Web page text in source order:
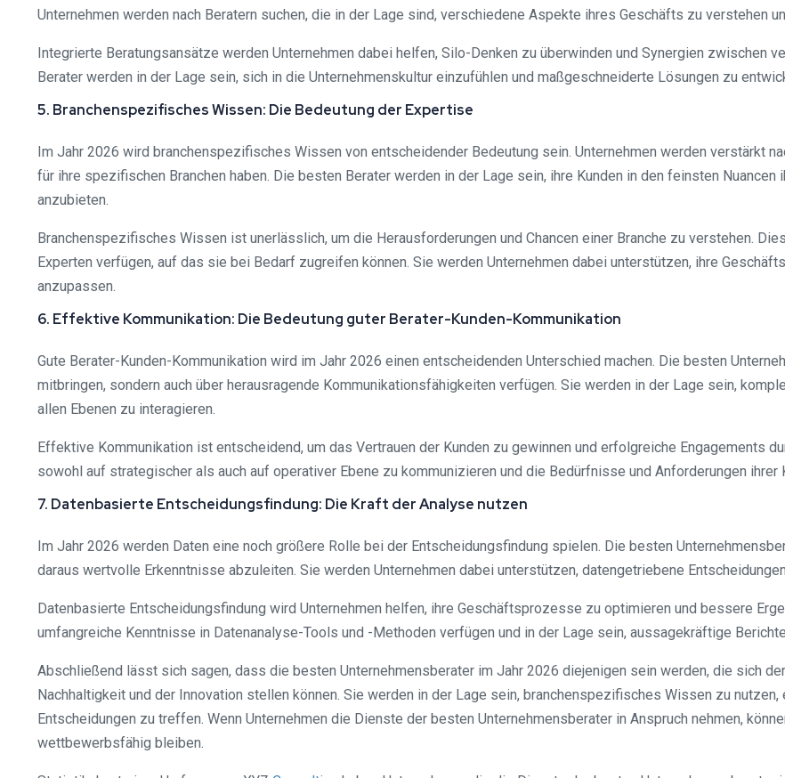
Unternehmen werden nach Beratern suchen, die in der Lage sind, verschiedene Aspekte ihres Geschäfts zu verstehen
Integrierte Beratungsansätze werden Unternehmen dabei helfen, Silo-Denken zu überwinden und Synergien zwischen
Berater werden in der Lage sein, sich in die Unternehmenskultur einzufühlen und maßgeschneiderte Lösungen zu
5. Branchenspezifisches Wissen: Die Bedeutung der Expertise
Im Jahr 2026 wird branchenspezifisches Wissen von entscheidender Bedeutung sein. Unternehmen werden verstärkt
für ihre spezifischen Branchen haben. Die besten Berater werden in der Lage sein, ihre Kunden in den feinsten
anzubieten.
Branchenspezifisches Wissen ist unerlässlich, um die Herausforderungen und Chancen einer Branche zu verstehen.
Experten verfügen, auf das sie bei Bedarf zugreifen können. Sie werden Unternehmen dabei unterstützen, ihre
anzupassen.
6. Effektive Kommunikation: Die Bedeutung guter Berater-Kunden-Kommunikation
Gute Berater-Kunden-Kommunikation wird im Jahr 2026 einen entscheidenden Unterschied machen. Die besten
mitbringen, sondern auch über herausragende Kommunikationsfähigkeiten verfügen. Sie werden in der Lage sein,
allen Ebenen zu interagieren.
Effektive Kommunikation ist entscheidend, um das Vertrauen der Kunden zu gewinnen und erfolgreiche Engagements
sowohl auf strategischer als auch auf operativer Ebene zu kommunizieren und die Bedürfnisse und Anforderungen ihrer
7. Datenbasierte Entscheidungsfindung: Die Kraft der Analyse nutzen
Im Jahr 2026 werden Daten eine noch größere Rolle bei der Entscheidungsfindung spielen. Die besten
daraus wertvolle Erkenntnisse abzuleiten. Sie werden Unternehmen dabei unterstützen, datengetriebene
Datenbasierte Entscheidungsfindung wird Unternehmen helfen, ihre Geschäftsprozesse zu optimieren und bessere
umfangreiche Kenntnisse in Datenanalyse-Tools und -Methoden verfügen und in der Lage sein, aussagekräftige
Abschließend lässt sich sagen, dass die besten Unternehmensberater im Jahr 2026 diejenigen sein werden, die sich
Nachhaltigkeit und der Innovation stellen können. Sie werden in der Lage sein, branchenspezifisches Wissen zu
Entscheidungen zu treffen. Wenn Unternehmen die Dienste der besten Unternehmensberater in Anspruch nehmen,
wettbewerbsfähig bleiben.